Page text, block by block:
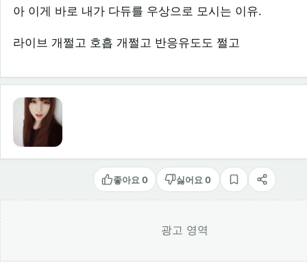
아 이게 바로 내가 다듀를 우상으로 모시는 이유.
라이브 개쩔고 호흡 개쩔고 반응유도도 쩔고
좋아요 0 싫어요 0
스크랩공유
광고 영역